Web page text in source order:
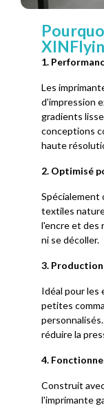
1.
Les
d'impression
gradients
conceptions
haute
2. Optimisé
Spécialement
textiles
l'encre et des
ni se décoller.
3.
Idéal pour les
petites
réduire la
4.
Construit
l'imprimante